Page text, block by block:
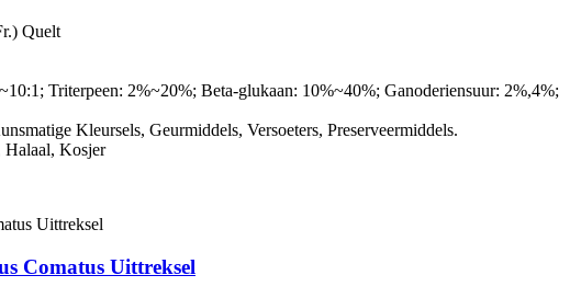
Quelt
Triterpeen: 2%~20%; Beta-glukaan: 10%~40%; Ganoderiensuur: 2%,4%;
Kleursels, Geurmiddels, Versoeters, Preserveermiddels.
Halaal, Kosjer
Comatus Uittreksel